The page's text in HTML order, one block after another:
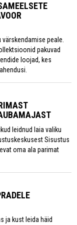
peale.
pakuvad
loojad, kes
leidnud laia valiku
Sisustus
oma ala parimat
ja kust leida häid